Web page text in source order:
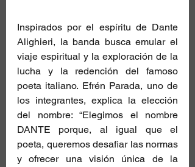
Inspirados por el espíritu de Dante
Alighieri, la banda busca emular el
viaje espiritual y la exploración de la
lucha y la redención del famoso
poeta italiano. Efrén Parada, uno de
los integrantes, explica la elección
del nombre: “Elegimos el nombre
DANTE porque, al igual que el
poeta, queremos desafiar las normas
y ofrecer una visión única de la